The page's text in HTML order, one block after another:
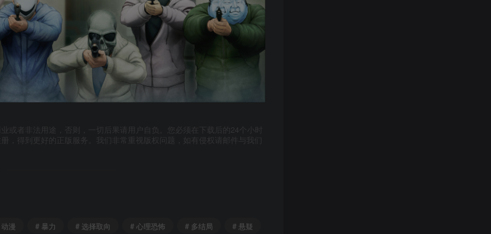
者非法用途，否则，一切后果请用户自负。您必须在下载后的24个小时
，得到更好的正版服务。我们非常重视版权问题，如有侵权请邮件与我们
漫 # 暴力 # 选择取向 # 心理恐怖 # 多结局
# 悬疑